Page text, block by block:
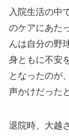
入院生活の中
のケアにあた
んは自分の野
身ともに不安
となったのが
声かけだった
退院時、大越